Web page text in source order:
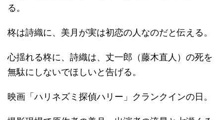
る。
柊は詩織に、美月が実は初恋の人なのだと伝える。
心揺れる柊に、詩織は、丈一郎（藤木直人）の死を
無駄にしないでほしいと告げる。
映画「ハリネズミ探偵ハリー」クランクインの日。